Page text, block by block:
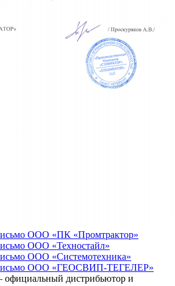
дистрибьютор и